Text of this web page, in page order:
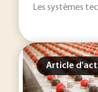
Les systèmes
Article